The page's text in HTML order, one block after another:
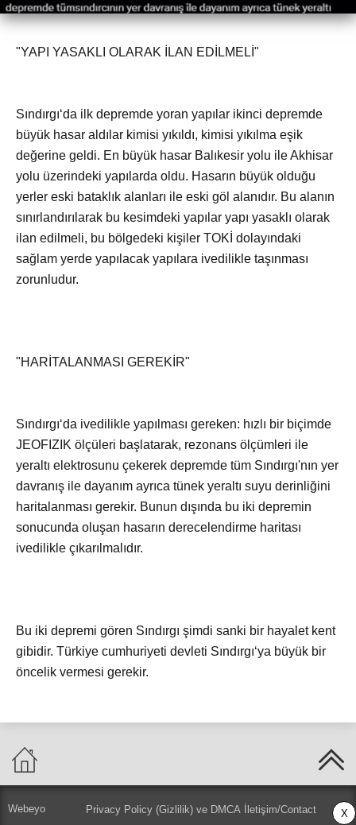
"YAPI YASAKLI OLARAK İLAN EDİLMELİ"
Sındırgı‘da ilk depremde yoran yapılar ikinci depremde
büyük hasar aldılar kimisi yıkıldı, kimisi yıkılma eşik
değerine geldi. En büyük hasar Balıkesir yolu ile Akhisar
yolu üzerindeki yapılarda oldu. Hasarın büyük olduğu
yerler eski bataklık alanları ile eski göl alanıdır. Bu alanın
sınırlandırılarak bu kesimdeki yapılar yapı yasaklı olarak
ilan edilmeli, bu bölgedeki kişiler TOKİ dolayındaki
sağlam yerde yapılacak yapılara ivedilikle taşınması
zorunludur.
"HARİTALANMASI GEREKİR"
Sındırgı‘da ivedilikle yapılması gereken: hızlı bir biçimde
JEOFIZIK ölçüleri başlatarak, rezonans ölçümleri ile
yeraltı elektrosunu çekerek depremde tüm Sındırgı'nın yer
davranış ile dayanım ayrıca tünek yeraltı suyu derinliğini
haritalanması gerekir. Bunun dışında bu iki depremin
sonucunda oluşan hasarın derecelendirme haritası
ivedilikle çıkarılmalıdır.
Bu iki depremi gören Sındırgı şimdi sanki bir hayalet kent
gibidir. Türkiye cumhuriyeti devleti Sındırgı‘ya büyük bir
öncelik vermesi gerekir.
Webeyo Privacy Policy (Gizlilik) ve DMCA İletişim/Contact X